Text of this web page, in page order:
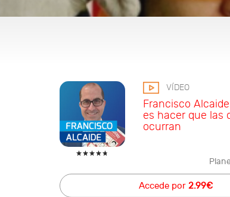
VÍDEO
Francisco
es hacer que las
ocurran
Accede por 2.99€